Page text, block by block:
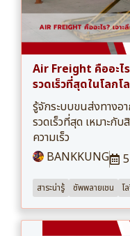
Air Freight คืออะไ
รวดเร็วที่สุดในโลก
รู้จักระบบขนส่งทาง
รวดเร็วที่สุด เหมาะกั
ความเร็ว
BANKKUNG
สาระน่ารู้ ซัพพลายเชน โ